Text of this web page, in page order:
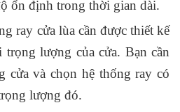
ổn định trong thời gian dài.
ray cửa lùa cần được thiết kế
lượng của cửa. Bạn cần
cửa và chọn hệ thống ray có
lượng đó.